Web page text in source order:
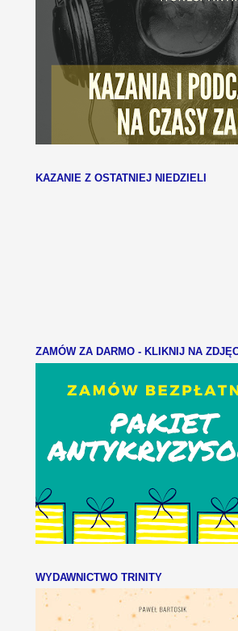
KAZANIE Z OSTATNIEJ NIEDZIELI
ZAMÓW ZA DARMO - KLIKNIJ NA
WYDAWNICTWO TRINITY